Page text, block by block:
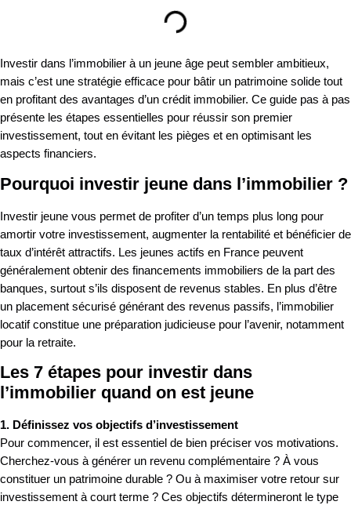
Investir dans l’immobilier à un jeune âge peut sembler ambitieux,
mais c’est une stratégie efficace pour bâtir un patrimoine solide tout
en profitant des avantages d’un crédit immobilier. Ce guide pas à pas
présente les étapes essentielles pour réussir son premier
investissement, tout en évitant les pièges et en optimisant les
aspects financiers.
Pourquoi investir jeune dans l’immobilier ?
Investir jeune vous permet de profiter d’un temps plus long pour
amortir votre investissement, augmenter la rentabilité et bénéficier de
taux d’intérêt attractifs. Les jeunes actifs en France peuvent
généralement obtenir des financements immobiliers de la part des
banques, surtout s’ils disposent de revenus stables. En plus d’être
un placement sécurisé générant des revenus passifs, l’immobilier
locatif constitue une préparation judicieuse pour l’avenir, notamment
pour la retraite.
Les 7 étapes pour investir dans
l’immobilier quand on est jeune
1. Définissez vos objectifs d’investissement
Pour commencer, il est essentiel de bien préciser vos motivations.
Cherchez-vous à générer un revenu complémentaire ? À vous
constituer un patrimoine durable ? Ou à maximiser votre retour sur
investissement à court terme ? Ces objectifs détermineront le type